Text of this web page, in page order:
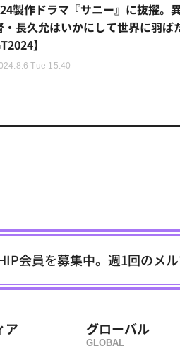
製作ドラマ『サニー』に抜擢。
・長久允はいかにして世界に羽ば
】
Tue 15:40
会員を募集中。週1回のメ
ア グローバル
GLOBAL